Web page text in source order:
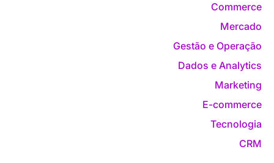
Commerce
Mercado
Gestão e Operação
Dados e Analytics
Marketing
E-commerce
Tecnologia
CRM